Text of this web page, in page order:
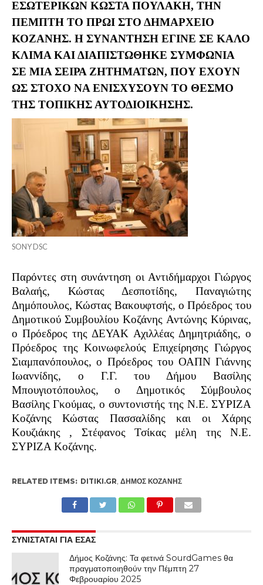
ΕΣΩΤΕΡΙΚΏΝ ΚΏΣΤΑ ΠΟΥΛΆΚΗ, ΤΗΝ
ΠΈΜΠΤΗ ΤΟ ΠΡΩΊ ΣΤΟ ΔΗΜΑΡΧΕΊΟ
ΚΟΖΆΝΗΣ. H ΣΥΝΆΝΤΗΣΗ ΈΓΙΝΕ ΣΕ ΚΑΛΌ
ΚΛΊΜΑ ΚΑΙ ΔΙΑΠΙΣΤΏΘΗΚΕ ΣΥΜΦΩΝΊΑ
ΣΕ ΜΙΑ ΣΕΙΡΆ ΖΗΤΗΜΆΤΩΝ, ΠΟΥ ΈΧΟΥΝ
ΩΣ ΣΤΌΧΟ ΝΑ ΕΝΙΣΧΎΣΟΥΝ ΤΟ ΘΕΣΜΌ
ΤΗΣ ΤΟΠΙΚΉΣ ΑΥΤΟΔΙΟΊΚΗΣΗΣ.
SONY DSC
Παρόντες στη συνάντηση οι Αντιδήμαρχοι Γιώργος
Βαλαής, Κώστας Δεσποτίδης, Παναγιώτης
Δημόπουλος, Κώστας Βακουφτσής, ο Πρόεδρος του
Δημοτικού Συμβουλίου Κοζάνης Αντώνης Κύρινας,
ο Πρόεδρος της ΔΕΥΑΚ Αχιλλέας Δημητριάδης, ο
Πρόεδρος της Κοινωφελούς Επιχείρησης Γιώργος
Σιαμπανόπουλος, ο Πρόεδρος του ΟΑΠΝ Γιάννης
Ιωαννίδης, ο Γ.Γ. του Δήμου Βασίλης
Μπουγιοτόπουλος, ο Δημοτικός Σύμβουλος
Βασίλης Γκούμας, ο συντονιστής της Ν.Ε. ΣΥΡΙΖΑ
Κοζάνης Κώστας Πασσαλίδης και οι Χάρης
Κουζιάκης , Στέφανος Τσίκας μέλη της Ν.Ε.
ΣΥΡΙΖΑ Κοζάνης.
RELATED ITEMS: DITIKI.GR ΔΉΜΟΣ ΚΟΖΆΝΗΣ
ΣΥΝΙΣΤΑΤΑΙ ΓΙΑ ΕΣΑΣ
Δήμος Κοζάνης: Τα φετινά SourdGames θα
πραγματοποιηθούν την Πέμπτη 27
Φεβρουαρίου 2025